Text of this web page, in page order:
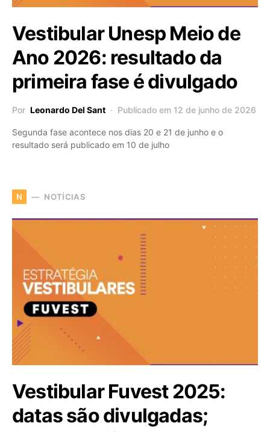
Vestibular Unesp Meio de
Ano 2026: resultado da
primeira fase é divulgado
Por Leonardo Del Sant Publicado em 12 de junho de 2026
Segunda fase acontece nos dias 20 e 21 de junho e o
resultado será publicado em 10 de julho
N NOTÍCIAS
Vestibular Fuvest 2025:
datas são divulgadas;